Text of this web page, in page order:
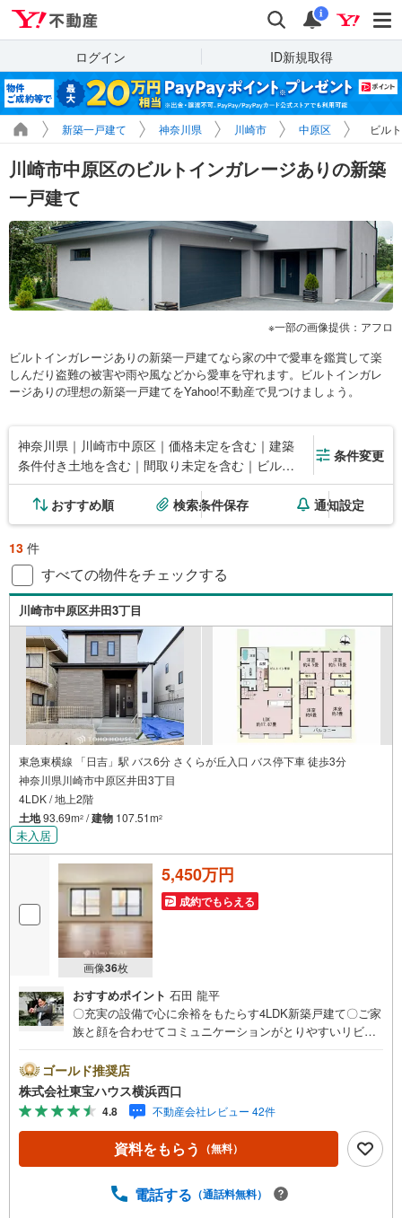
検索 通知
i
ログイン ID新規取得
新築一戸建て 神奈川県 川崎市 中原区 ビル
川崎市中原区のビルトインガレージありの新築
一戸建て
一部の画像提供：アフロ
ビルトインガレージありの新築一戸建てなら家の中で愛車を鑑賞して楽
しんだり盗難の被害や雨や風などから愛車を守れます。ビルトインガレ
ージありの理想の新築一戸建てをYahoo!不動産で見つけましょう。
神奈川県｜川崎市中原区｜価格未定を含む｜建築
条件付き土地を含む｜間取り未定を含む｜ビルト
インガレージ
条件変更
おすすめ順 検索条件保存 通知設定
13 件
すべての物件をチェックする
川崎市中原区井田3丁目
東急東横線 「日吉」駅 バス6分 さくらが丘入口 バス停下車 徒歩3分
神奈川県川崎市中原区井田3丁目
4LDK / 地上2階
土地93.69m2 /建物 107.51m2
未入居
画像36枚
5,450万円
成約でもらえる
おすすめポイント 石田 龍平
〇充実の設備で心に余裕をもたらす4LDK新築戸建て〇ご家
族と顔を合わせてコミュニケーションがとりやすいリビン
らしやすい住環境ですーーーーYahoo！ 不動産キャンペー
ン対象店舗ーーーー当店で物件を成約するとPayPayボーナ
スライトがもらえる「Yahoo！ 不動産 物件ご成約キャンペ
ーン」の対象になります。「資料をもらう」「見学予約を
する」ボタンからお問い合わせください。※必ずYahoo！ J
APAN IDでログインしてください。※PayPayボーナスライ
です。ーーーーーーーーーーーーーーーーーーーーーーー
ゴールド推奨店
株式会社東宝ハウス横浜西口
4.8 不動産会社レビュー 42件
資料をもらう （無料）
電話する （通話料無料）